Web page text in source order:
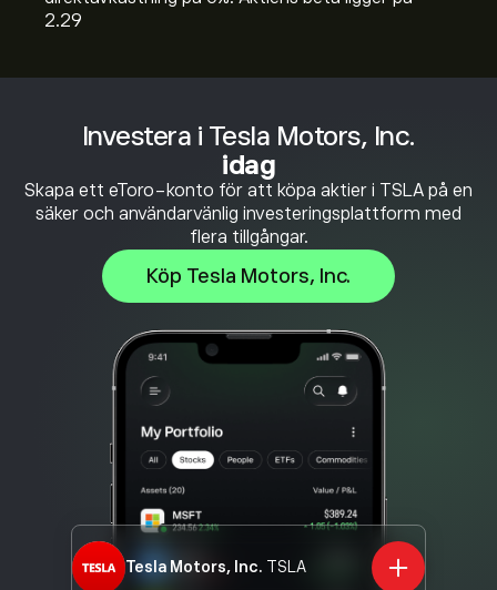
Investera i Tesla Motors, Inc.
idag
Skapa ett eToro-konto för att köpa aktier i TSLA på en
säker och användarvänlig investeringsplattform med
flera tillgångar.
Köp Tesla Motors, Inc.
Tesla Motors, Inc. TSLA
2.29